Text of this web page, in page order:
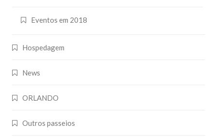
Eventos em 2018
Hospedagem
News
ORLANDO
Outros passeios